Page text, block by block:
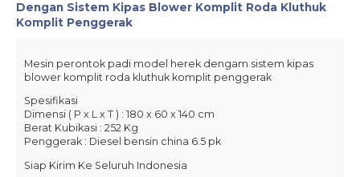
Dengan Sistem Kipas Blower Komplit Roda Kluthuk
Komplit Penggerak
Mesin perontok padi model herek dengam sistem kipas
blower komplit roda kluthuk komplit penggerak
Spesifikasi
Dimensi ( P x L x T ) : 180 x 60 x 140 cm
Berat Kubikasi : 252 Kg
Penggerak : Diesel bensin china 6.5 pk
Siap Kirim Ke Seluruh Indonesia